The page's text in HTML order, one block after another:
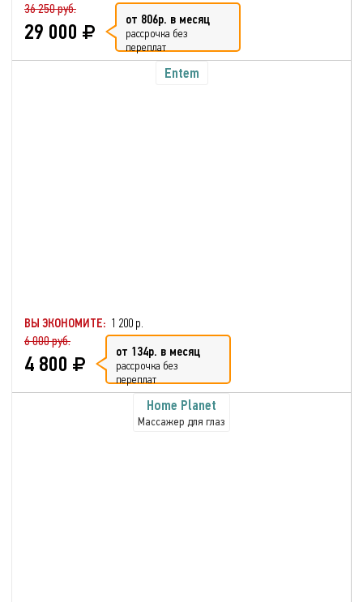
36 250 руб.
29 000 от 806р. в месяц
рассрочка без
переплат
Entem
ВЫ ЭКОНОМИТЕ: 1 200 р.
6 000 руб.
4 800 от 134р. в месяц
рассрочка без
переплат
Home Planet
Массажер для глаз